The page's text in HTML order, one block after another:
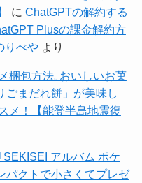
に ChatGPTの解約する
Plusの課金解約方
りべやより
梱包方法｡おいしいお菓
ごまだれ餅」が美味し
メ！【能登半島地震復
アルバム ポケ
パクトで小さくてプレゼ